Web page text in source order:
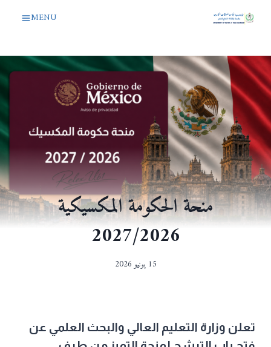
MENU
منحة الحكومة المكسيكية
2027/2026
15 يونيو 2026
تعلن وزارة التعليم العالي والبحث العلمي عن